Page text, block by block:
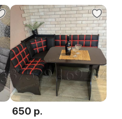
650 р.